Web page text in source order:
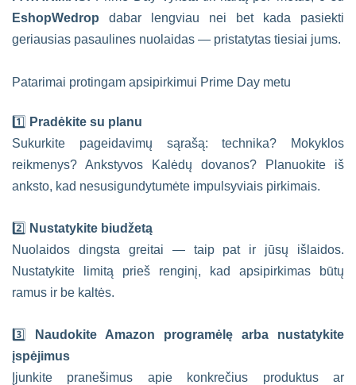
EshopWedrop dabar lengviau nei bet kada pasiekti
geriausias pasaulines nuolaidas — pristatytas tiesiai jums.
Patarimai protingam apsipirkimui Prime Day metu
1️⃣ Pradėkite su planu
Sukurkite pageidavimų sąrašą: technika? Mokyklos
reikmenys? Ankstyvos Kalėdų dovanos? Planuokite iš
anksto, kad nesusigundytumėte impulsyviais pirkimais.
2️⃣ Nustatykite biudžetą
Nuolaidos dingsta greitai — taip pat ir jūsų išlaidos.
Nustatykite limitą prieš renginį, kad apsipirkimas būtų
ramus ir be kaltės.
3️⃣
Naudokite Amazon programėlę arba nustatykite
įspėjimus
Įjunkite pranešimus apie konkrečius produktus ar